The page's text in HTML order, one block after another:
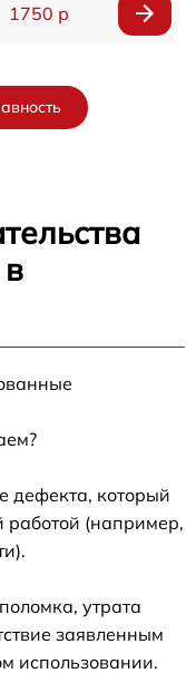
1750 р
дефекта, который
работой (например,
утрата
заявленным
использовании.